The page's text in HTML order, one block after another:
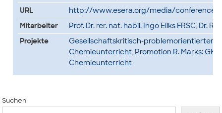
URL
http://www.esera.org/media/
Mitarbeiter
Prof. Dr. rer. nat. habil. Ingo Eilks FRSC, Dr.
Projekte
Gesellschaftskritisch-problemorientierter
Chemieunterricht, Promotion R. Marks:
Chemieunterricht
Suchen